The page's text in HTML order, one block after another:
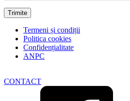
Termeni și condiții
Politica cookies
Confidențialitate
ANPC
CONTACT